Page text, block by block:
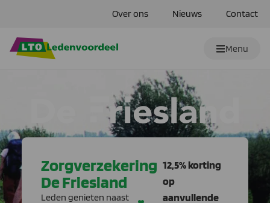
Over ons Nieuws Contact
Menu
Zorgverzekering
De Friesland
Leden genieten naast
12,5% korting
op
aanvullende